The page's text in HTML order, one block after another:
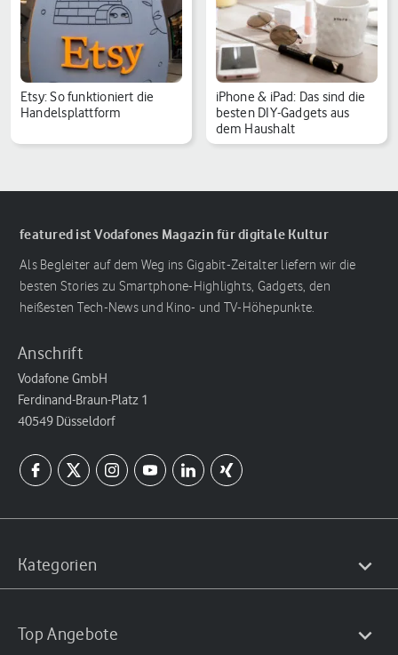
Etsy: So funktioniert die
Handelsplattform
iPhone & iPad: Das sind die
besten DIY-Gadgets aus
dem Haushalt
featured ist Vodafones Magazin für digitale Kultur
Als Begleiter auf dem Weg ins Gigabit-Zeitalter liefern wir die
besten Stories zu Smartphone-Highlights, Gadgets, den
heißesten Tech-News und Kino- und TV-Höhepunkte.
Anschrift
Vodafone GmbH
Ferdinand-Braun-Platz 1
40549 Düsseldorf
Kategorien
Top Angebote